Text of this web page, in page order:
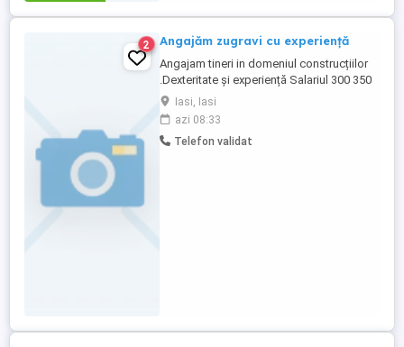
2 Angajăm zugravi cu experiență
Angajam tineri in domeniul construcțiilor
.Dexteritate și experiență Salariul 300 350
lei pe zi în funcție de experiența . plată la
saptamana
Iasi, Iasi
azi 08:33
Telefon validat